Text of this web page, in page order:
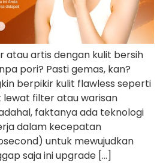
atau artis dengan kulit bersih
pori? Pasti gemas, kan?
berpikir kulit flawless seperti
lewat filter atau warisan
faktanya ada teknologi
dalam kecepatan
untuk mewujudkan
saja ini upgrade […]